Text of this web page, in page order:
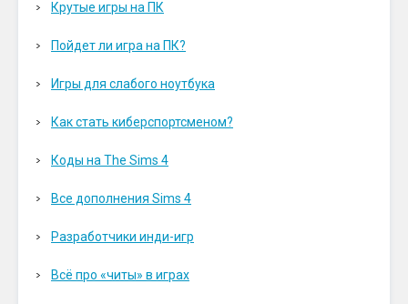
Крутые игры на ПК
Пойдет ли игра на ПК?
Игры для слабого ноутбука
Как стать киберспортсменом?
Коды на The Sims 4
Все дополнения Sims 4
Разработчики инди-игр
Всё про «читы» в играх